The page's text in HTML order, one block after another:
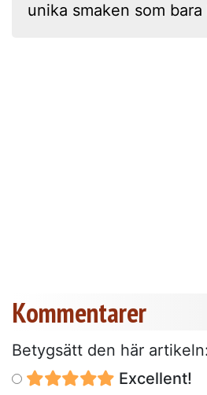
unika smaken som
Kommentarer
Betygsätt den här artikeln:
Excellent!